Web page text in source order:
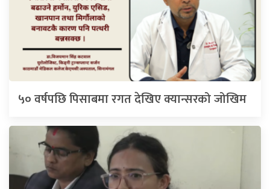
५० वर्षपछि पिसाबमा रगत देखिए क्यान्सरको जोखिम